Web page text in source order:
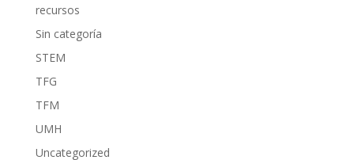
recursos
Sin categoría
STEM
TFG
TFM
UMH
Uncategorized